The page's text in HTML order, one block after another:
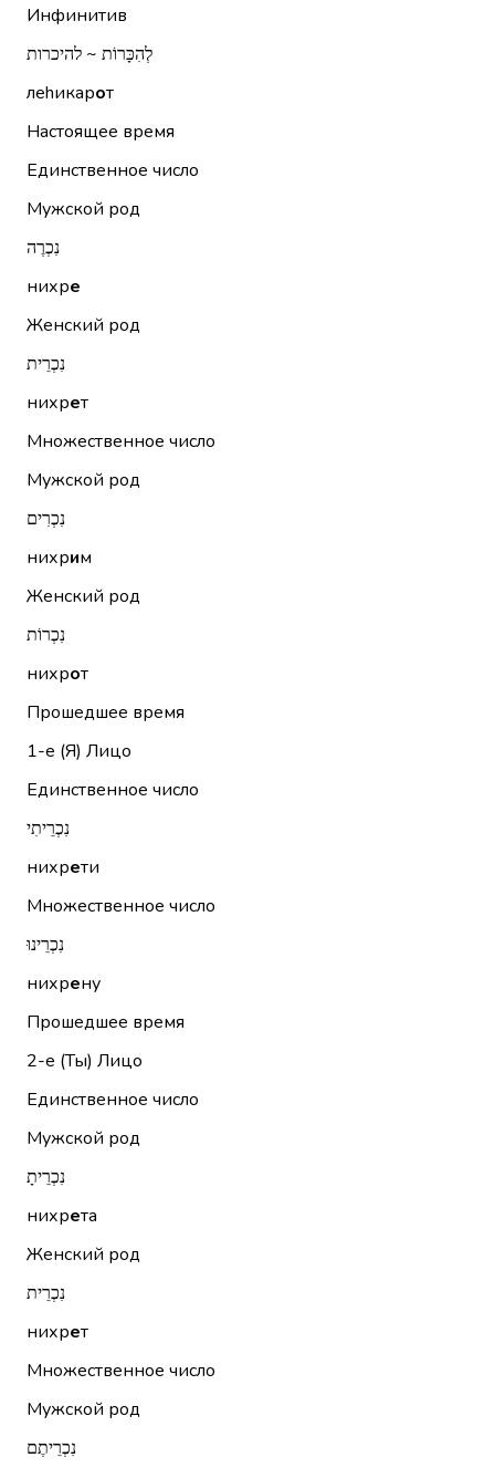
Инфинитив
לְהִכָּרוֹת ~ להיכרות
леhикарот
Настоящее время
Единственное число
Мужской род
נִכְרֶה
нихре
Женский род
נִכְרֵית
нихрет
Множественное число
Мужской род
נִכְרִים
нихрим
Женский род
נִכְרוֹת
нихрот
Прошедшее время
1-е (Я) Лицо
Единственное число
נִכְרֵיתִי
нихрети
Множественное число
נִכְרֵינוּ
нихрену
Прошедшее время
2-е (Ты) Лицо
Единственное число
Мужской род
נִכְרֵיתָ
нихрета
Женский род
נִכְרֵית
нихрет
Множественное число
Мужской род
נִכְרֵיתֶם